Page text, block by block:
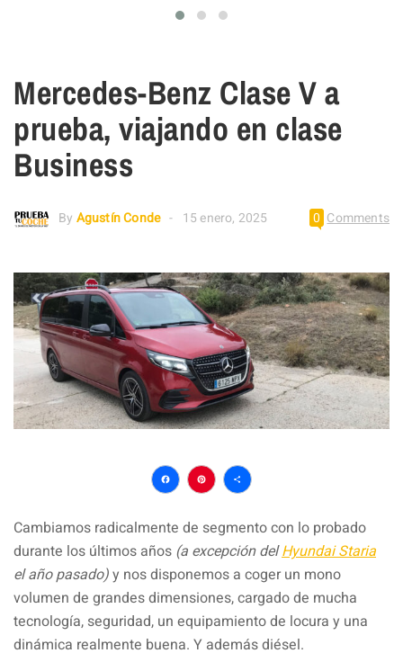
Mercedes-Benz Clase V a
prueba, viajando en clase
Business
By Agustín Conde 15 enero, 2025 0 Comments
Facebook
Pinterest
Compartir
Cambiamos radicalmente de segmento con lo probado
durante los últimos años (a excepción delHyundai Staria
el año pasado)y nos disponemos a coger un mono
volumen de grandes dimensiones, cargado de mucha
tecnología, seguridad, un equipamiento de locura y una
dinámica realmente buena. Y además diésel.